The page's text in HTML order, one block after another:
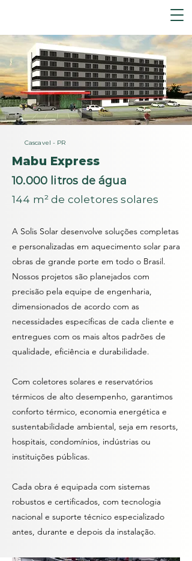
Cascavel - PR
Mabu Express
10.000 litros de água
144 m² de coletores solares
A Solis Solar desenvolve soluções completas
e personalizadas em aquecimento solar para
obras de grande porte em todo o Brasil.
Nossos projetos são planejados com
precisão pela equipe de engenharia,
dimensionados de acordo com as
necessidades específicas de cada cliente e
entregues com os mais altos padrões de
qualidade, eficiência e durabilidade.
Com coletores solares e reservatórios
térmicos de alto desempenho, garantimos
conforto térmico, economia energética e
sustentabilidade ambiental, seja em resorts,
hospitais, condomínios, indústrias ou
instituições públicas.
Cada obra é equipada com sistemas
robustos e certificados, com tecnologia
nacional e suporte técnico especializado
antes, durante e depois da instalação.